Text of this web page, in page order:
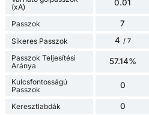
(xA)
0.01
Passzok 7
Sikeres Passzok 4 / 7
Passzok Teljesítési
Aránya
57.14%
Kulcsfontosságú
Passzok
0
Keresztlabdák 0